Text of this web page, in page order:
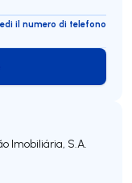
il numero di telefono
Imobiliária, S.A.